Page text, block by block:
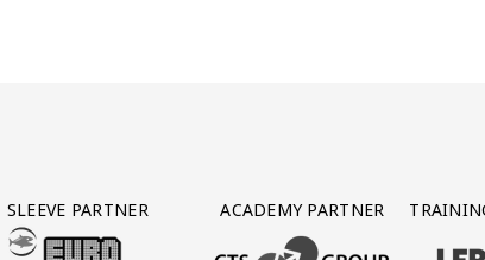
SLEEVE PARTNER
ONZE SLEEVE PARTNER EUROJACKPOT
ACADEMY PARTNER
BEZOEK ONZE ACADEMY